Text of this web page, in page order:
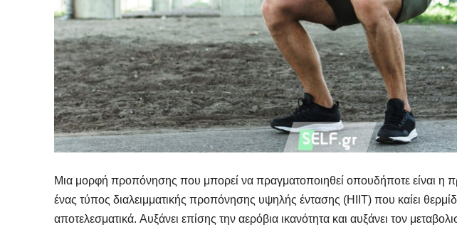
Μια μορφή προπόνησης που μπορεί να πραγματοποιηθεί οπουδήποτε είναι η
ένας τύπος διαλειμματικής προπόνησης υψηλής έντασης (HIIT) που καίει
αποτελεσματικά. Αυξάνει επίσης την αερόβια ικανότητα και αυξάνει τον